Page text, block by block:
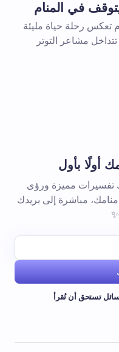
في المنام
تعكس رحلة حياة مليئة
مشاعر التوتر
أولًا بأول
تفسيرات مميزة ورؤى
مباشرة إلى بريدك
تستحق أن تُقرأ